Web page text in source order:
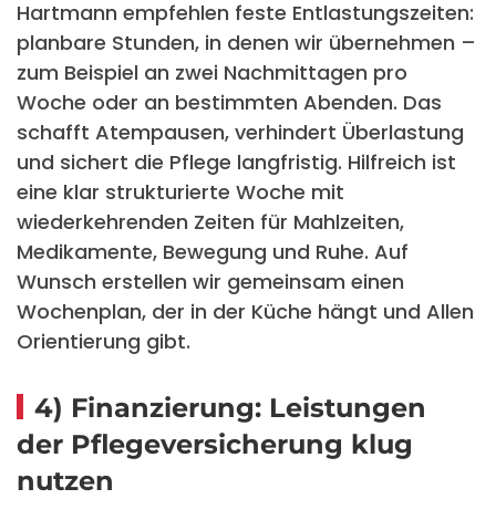
Hartmann empfehlen feste Entlastungszeiten:
planbare Stunden, in denen wir übernehmen –
zum Beispiel an zwei Nachmittagen pro
Woche oder an bestimmten Abenden. Das
schafft Atempausen, verhindert Überlastung
und sichert die Pflege langfristig. Hilfreich ist
eine klar strukturierte Woche mit
wiederkehrenden Zeiten für Mahlzeiten,
Medikamente, Bewegung und Ruhe. Auf
Wunsch erstellen wir gemeinsam einen
Wochenplan, der in der Küche hängt und Allen
Orientierung gibt.
4) Finanzierung: Leistungen
der Pflegeversicherung klug
nutzen